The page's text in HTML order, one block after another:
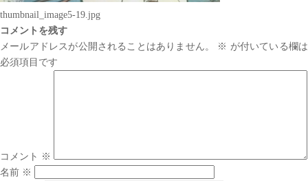
thumbnail_image5-19.jpg
コメントを残す
メールアドレスが公開されることはありません。
※ が付いている欄は
必須項目です
コメント ※
名前 ※